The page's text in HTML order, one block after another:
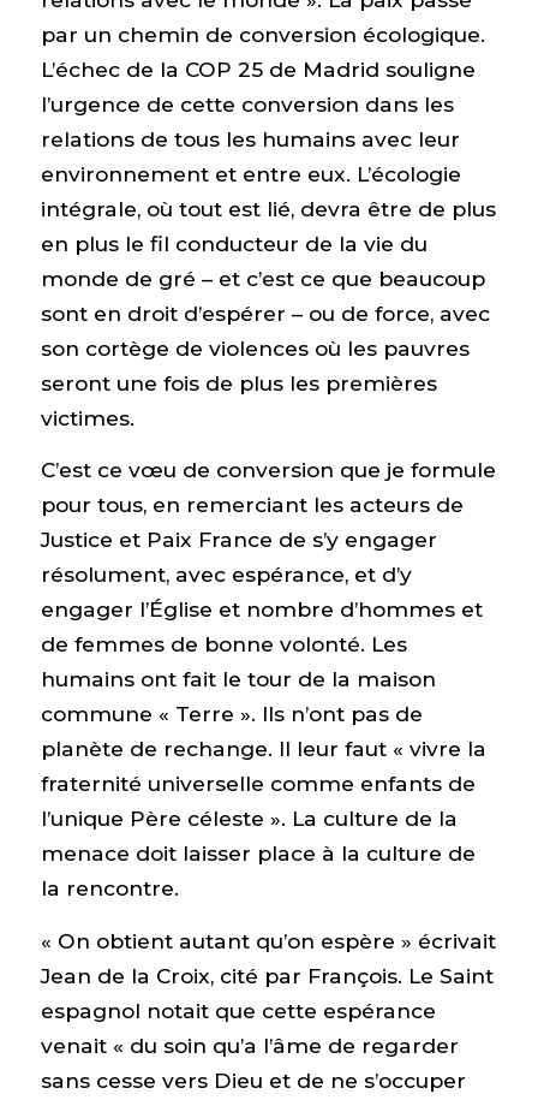
par un chemin de conversion écologique.
L’échec de la COP 25 de Madrid souligne
l’urgence de cette conversion dans les
relations de tous les humains avec leur
environnement et entre eux. L’écologie
intégrale, où tout est lié, devra être de plus
en plus le fil conducteur de la vie du
monde de gré – et c’est ce que beaucoup
sont en droit d’espérer – ou de force, avec
son cortège de violences où les pauvres
seront une fois de plus les premières
victimes.
C’est ce vœu de conversion que je formule
pour tous, en remerciant les acteurs de
Justice et Paix France de s’y engager
résolument, avec espérance, et d’y
engager l’Église et nombre d’hommes et
de femmes de bonne volonté. Les
humains ont fait le tour de la maison
commune « Terre ». Ils n’ont pas de
planète de rechange. Il leur faut « vivre la
fraternité universelle comme enfants de
l’unique Père céleste ». La culture de la
menace doit laisser place à la culture de
la rencontre.
« On obtient autant qu’on espère » écrivait
Jean de la Croix, cité par François. Le Saint
espagnol notait que cette espérance
venait « du soin qu’a l’âme de regarder
sans cesse vers Dieu et de ne s’occuper